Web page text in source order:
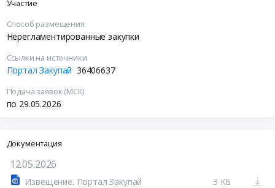
Участие
Способ размещения
Нерегламентированные закупки
Ссылки на источники
Портал Закупай 36406637
Подача заявок (МСК)
по 29.05.2026
Документация
12.05.2026
Извещение. Портал Закупай 3 КБ